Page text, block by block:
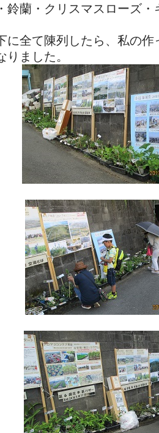
鈴蘭・クリスマスローズ
に全て陳列したら、私の
りました。